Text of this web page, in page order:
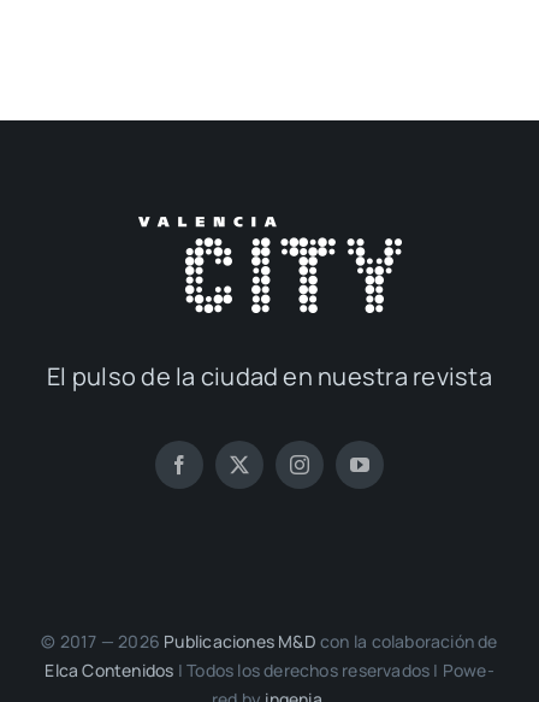
El pul­so de la ciu­dad en nues­tra revis­ta
© 2017 — 2026 Publi­ca­cio­nes M&D con la cola­bo­ra­ción de
Elca Con­te­ni­dos | Todos los dere­chos reser­va­dos | Powe­